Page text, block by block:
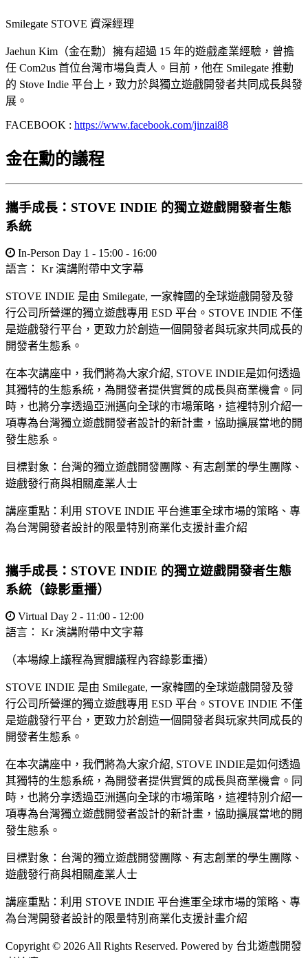
Smilegate STOVE 資深經理
Jaehun Kim（金在勳）擁有超過 15 年的遊戲產業經驗，曾擔
任 Com2us 首位台灣市場負責人。目前，他在 Smilegate 推動
的 Stove Indie 平台上，致力於與獨立遊戲開發者共同成長與發
展。
FACEBOOK : https://www.facebook.com/jinzai88
金在勳的議程
攜手成長：STOVE INDIE 的獨立遊戲開發者生態
系統
In-Person Day 1 - 15:00 - 16:00
語言： Kr 演講附帶中文字幕
STOVE INDIE 是由 Smilegate, 一家韓國的全球遊戲開發及發
行公司所營運的獨立遊戲專用 ESD 平台。STOVE INDIE 不僅
是遊戲發行平台，更致力於創造一個開發者與玩家共同成長的
開發者生態系。
在本次講座中，我們將為大家介紹, STOVE INDIE是如何透過
其獨特的生態系統，為開發者提供實質的成長與商業機會。同
時，也將分享透過亞洲邁向全球的市場策略，這裡特別介紹一
項專為台灣獨立遊戲開發者設計的新計畫，協助擴展當地的開
發生態系。
目標對象：台灣的獨立遊戲開發團隊、有志創業的學生團隊、
遊戲發行商與相關產業人士
講座重點：利用 STOVE INDIE 平台進軍全球市場的策略、專
為台灣開發者設計的限量特別商業化支援計畫介紹
攜手成長：STOVE INDIE 的獨立遊戲開發者生態
系統（錄影重播）
Virtual Day 2 - 11:00 - 12:00
語言： Kr 演講附帶中文字幕
（本場線上議程為實體議程內容錄影重播）
STOVE INDIE 是由 Smilegate, 一家韓國的全球遊戲開發及發
行公司所營運的獨立遊戲專用 ESD 平台。STOVE INDIE 不僅
是遊戲發行平台，更致力於創造一個開發者與玩家共同成長的
開發者生態系。
在本次講座中，我們將為大家介紹, STOVE INDIE是如何透過
其獨特的生態系統，為開發者提供實質的成長與商業機會。同
時，也將分享透過亞洲邁向全球的市場策略，這裡特別介紹一
項專為台灣獨立遊戲開發者設計的新計畫，協助擴展當地的開
發生態系。
目標對象：台灣的獨立遊戲開發團隊、有志創業的學生團隊、
遊戲發行商與相關產業人士
講座重點：利用 STOVE INDIE 平台進軍全球市場的策略、專
為台灣開發者設計的限量特別商業化支援計畫介紹
Copyright © 2026 All Rights Reserved. Powered by 台北遊戲開發